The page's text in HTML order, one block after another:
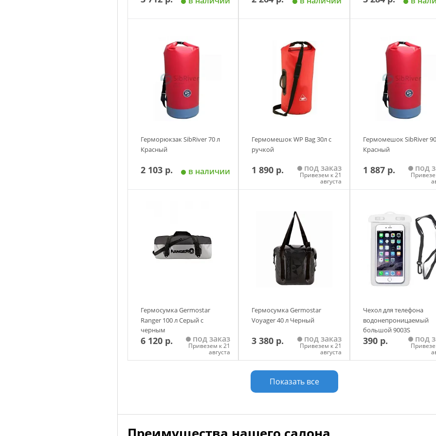
Герморюкзак SibRiver 70 л
Красный
2 103 р. в наличии
Гермомешок WP Bag 30л c
ручкой
1 890 р. под заказ
Привезем к 21
августа
Гермомешок SibRiver
Красный
1 887 р. под
Гермосумка Germostar
Ranger 100 л Серый с
черным
6 120 р. под заказ
Привезем к 21
августа
Гермосумка Germostar
Voyager 40 л Черный
3 380 р. под заказ
Привезем к 21
августа
Добавить в корзину
Чехол для телефона
водонепроницаемый
большой 9003S
(прозрачный)2024
390 р. под
Показать все